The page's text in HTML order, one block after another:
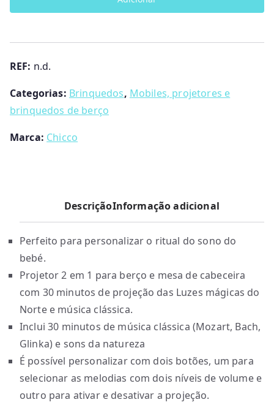
REF: n.d.
Categorias: Brinquedos, Mobiles, projetores e
brinquedos de berço
Marca: Chicco
DescriçãoInformação adicional
Perfeito para personalizar o ritual do sono do
bebé.
Projetor 2 em 1 para berço e mesa de cabeceira
com 30 minutos de projeção das Luzes mágicas do
Norte e música clássica.
Inclui 30 minutos de música clássica (Mozart, Bach,
Glinka) e sons da natureza
É possível personalizar com dois botões, um para
selecionar as melodias com dois níveis de volume e
outro para ativar e desativar a projeção.